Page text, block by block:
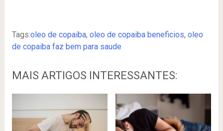
Tags:oleo de copaiba, oleo de copaiba beneficios, oleo
de copaiba faz bem para saude
MAIS ARTIGOS INTERESSANTES: